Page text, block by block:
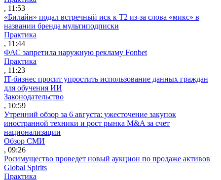
, 11:53
«Билайн» подал встречный иск к Т2 из-за слова «микс» в
названии бренда мультиподписки
Практика
, 11:44
ФАС запретила наружную рекламу Fonbet
Практика
, 11:23
IT-бизнес просит упростить использование данных граждан
для обучения ИИ
Законодательство
, 10:59
Утренний обзор за 6 августа: ужесточение закупок
иностранной техники и рост рынка M&A за счет
национализации
Обзор СМИ
, 09:26
Росимущество проведет новый аукцион по продаже активов
Global Spirits
Практика